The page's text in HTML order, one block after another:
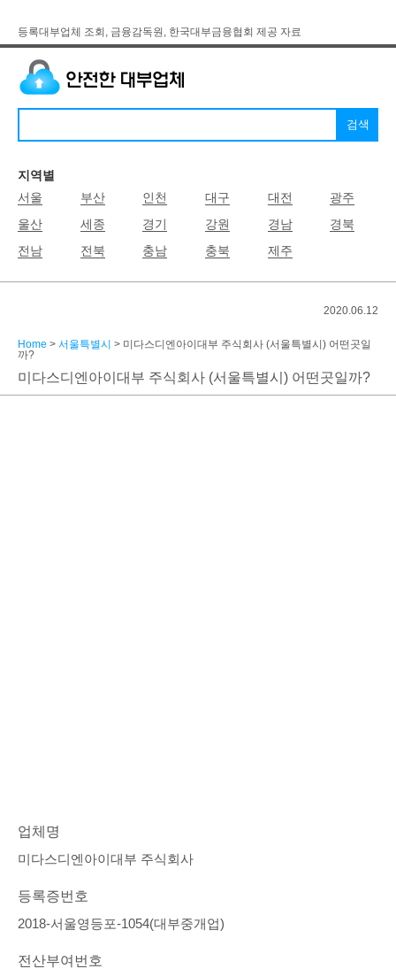
등록대부업체 조회, 금융감독원, 한국대부금융협회 제공 자료
지역별
서울
부산 인천 대구 대전
광주
울산
세종 경기 강원 경남
경북
전남
전북 충남 충북 제주
2020.06.12
Home > 서울특별시 > 미다스디엔아이대부 주식회사 (서울특별시) 어떤곳일
까?
미다스디엔아이대부 주식회사 (서울특별시) 어떤곳일까?
업체명
미다스디엔아이대부 주식회사
등록증번호
2018-서울영등포-1054(대부중개업)
전산부여번호